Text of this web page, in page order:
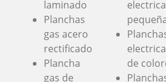
laminado
Planchas
gas acero
rectificado
Plancha
gas de
electrica
de